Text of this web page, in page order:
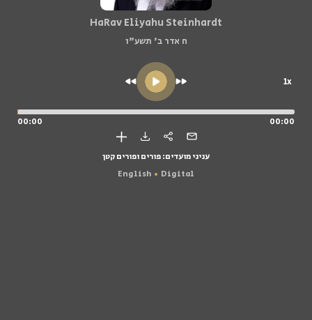
HaRav Eliyahu Steinhardt
ח אדר ב' תשע"ו
1x
00:00 00:00
עניני מועדים: פורים ופורים קטן
English
Digital